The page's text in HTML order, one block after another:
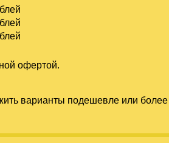
офертой.
варианты подешевле или